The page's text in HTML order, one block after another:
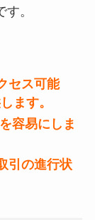
。
セス可能
ます。
容易にしま
引の進行状